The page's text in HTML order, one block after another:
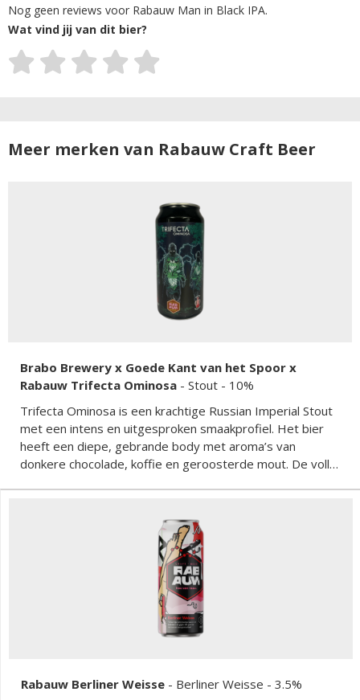
Nog geen reviews voor Rabauw Man in Black IPA.
Wat vind jij van dit bier?
Meer merken van Rabauw Craft Beer
Brabo Brewery x Goede Kant van het Spoor x
Rabauw Trifecta Ominosa - Stout - 10%
Trifecta Ominosa is een krachtige Russian Imperial Stout
met een intens en uitgesproken smaakprofiel. Het bier
heeft een diepe, gebrande body met aroma’s van
donkere chocolade, koffie en geroosterde mout. De volle
afdronk. Dit speciaalbier is rijk, zwaar en perfect voor
liefhebbers van stevige, donkere bieren met karakter. De
samenwerking tussen drie brouwerijen zorgt voor een
uitgebalanceerd, robuust eindresultaat.
Rabauw Berliner Weisse - Berliner Weisse - 3.5%